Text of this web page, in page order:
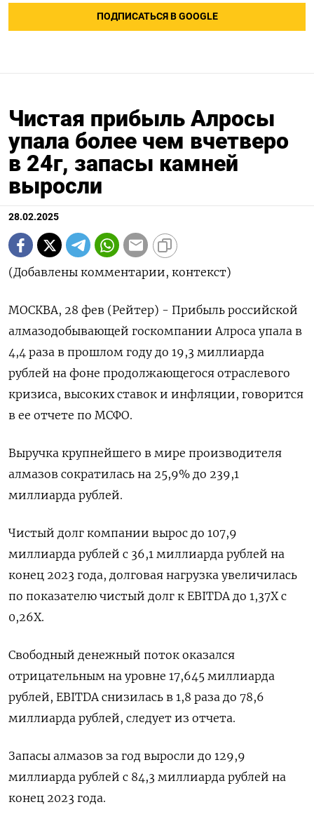
ПОДПИСАТЬСЯ В GOOGLE
Чистая прибыль Алросы
упала более чем вчетверо
в 24г, запасы камней
выросли
28.02.2025
(Добавлены комментарии, контекст)
МОСКВА, 28 фев (Рейтер) - Прибыль российской
алмазодобывающей госкомпании Алроса упала в
4,4 раза в прошлом году до 19,3 миллиарда
рублей на фоне продолжающегося отраслевого
кризиса, высоких ставок и инфляции, говорится
в ее отчете по МСФО.
Выручка крупнейшего в мире производителя
алмазов сократилась на 25,9% до 239,1
миллиарда рублей.
Чистый долг компании вырос до 107,9
миллиарда рублей с 36,1 миллиарда рублей на
конец 2023 года, долговая нагрузка увеличилась
по показателю чистый долг к EBITDA до 1,37Х с
0,26Х.
Свободный денежный поток оказался
отрицательным на уровне 17,645 миллиарда
рублей, EBITDA снизилась в 1,8 раза до 78,6
миллиарда рублей, следует из отчета.
Запасы алмазов за год выросли до 129,9
миллиарда рублей с 84,3 миллиарда рублей на
конец 2023 года.